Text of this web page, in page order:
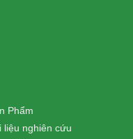
Phẩm
liệu nghiên cứu